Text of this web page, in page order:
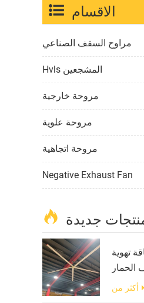
الاقسام
مراوح السقف الصناعي
Hvls المشجعين
مروحة خارجية
مروحة علوية
مروحة اتجاهية
Negative Exhaust Fan
جديدة
تهوية
كبيرة
أكثر من